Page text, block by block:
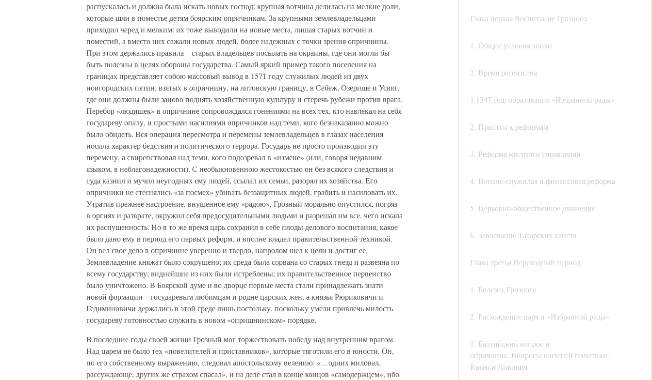
Глава первая Воспитание Грозного
1. Общие условия эпохи
2. Время регентства
1.1547 год; образование «Избранной рады»
2. Приступ к реформам
3. Реформа местного управления
4. Военно-служилая и финансовая реформа
5. Церковно-общественное движение
6. Завоевание Татарских ханств
Глава третья Переходный период
1. Болезнь Грозного
2. Расхождение царя и «Избранной рады»
1. Балтийский вопрос и
опричнина. Вопросы внешней политики.
Крым и Ливония
распускалась и должна была искать новых господ; крупная вотчина делилась на мелкие доли,
которые шли в поместье детям боярским опричникам. За крупными землевладельцами
приходил черед и мелким: их тоже выводили на новые места, лишая старых вотчин и
поместий, а вместо них сажали новых людей, более надежных с точки зрения опричнины.
При этом держались правила – старых владельцев посылать на окраины, где они могли бы
быть полезны в целях обороны государства. Самый яркий пример такого поселения на
границах представляет собою массовый вывод в 1571 году служилых людей из двух
новгородских пятин, взятых в опричнину, на литовскую границу, в Себеж, Озерище и Усвят,
где они должны были заново поднять хозяйственную культуру и стеречь рубежи против врага.
Перебор «людишек» в опричнине сопровождался гонениями на всех тех, кто навлекал на себя
государеву опалу, и простыми насилиями опричников над теми, кого безнаказанно можно
было обидеть. Вся операция пересмотра и перемены землевладельцев в глазах населения
носила характер бедствия и политического террора. Государь не просто производил эту
перемену, а свирепствовал над теми, кого подозревал в «измене» (или, говоря недавним
языком, в неблагонадежности). С необыкновенною жестокостью он без всякого следствия и
суда казнил и мучил неугодных ему людей, ссылал их семьи, разорял их хозяйства. Его
опричники не стеснялись «за посмех» убивать беззащитных людей, грабить и насиловать их.
Утратив прежнее настроение, внушенное ему «радою», Грозный морально опустился, погряз
в оргиях и разврате, окружил себя предосудительными людьми и разрешал им все, чего искала
их распущенность. Но в то же время царь сохранил в себе плоды делового воспитания, какое
было дано ему в период его первых реформ, и вполне владел правительственной техникой.
Он вел свое дело в опричнине уверенно и твердо, напролом шел к цели и достиг ее.
Землевладение княжат было сокрушено; их среда была сорвана со старых гнезд и развеяна по
всему государству; виднейшие из них были истреблены; их правительственное первенство
было уничтожено. В Боярской думе и во дворце первые места стали принадлежать знати
новой формации – государевым любимцам и родне царских жен, а князья Рюриковичи и
Гедиминовичи держались в этой среде лишь постольку, поскольку умели привлечь милость
государеву готовностью служить в новом «опришнинском» порядке.
В последние годы своей жизни Грозный мог торжествовать победу над внутренним врагом.
Над царем не было тех «повелителей и приставников», которые тяготили его в юности. Он,
по его собственному выражению, следовал апостольскому велению: «…одних миловал,
рассуждающе, других же страхом спасал», и на деле стал в конце концов «самодержцем», ибо